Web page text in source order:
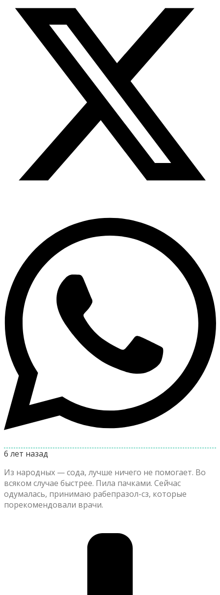
6 лет назад
Из народных — сода, лучше ничего не помогает. Во
всяком случае быстрее. Пила пачками. Сейчас
одумалась, принимаю рабепразол-сз, которые
порекомендовали врачи.